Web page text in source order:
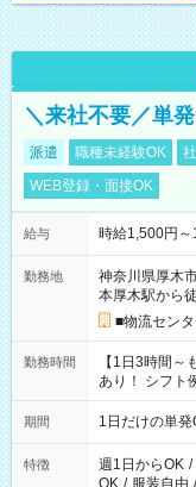
＼来社不要／単
派遣 職種未経験OK
WEB登録・面接OK
給与 時給1,500円～
勤務地
神奈川県厚木
本厚木駅から
■物流セン
勤務時間
【1日3時間～
あり！ シフ
▼18:00～
期間 1日だけの単
特徴 週1日からOK /
OK / 服装自由 /